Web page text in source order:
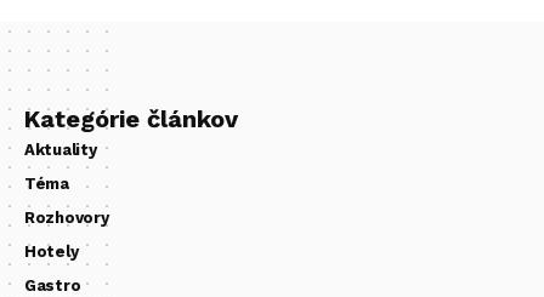
Kategórie článkov
Aktuality
Téma
Rozhovory
Hotely
Gastro